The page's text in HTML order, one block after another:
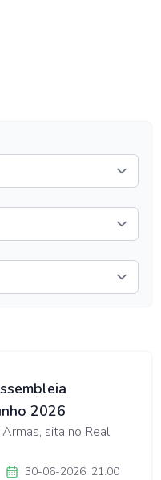
2026
sita no Real
30-06-2026: 21:00